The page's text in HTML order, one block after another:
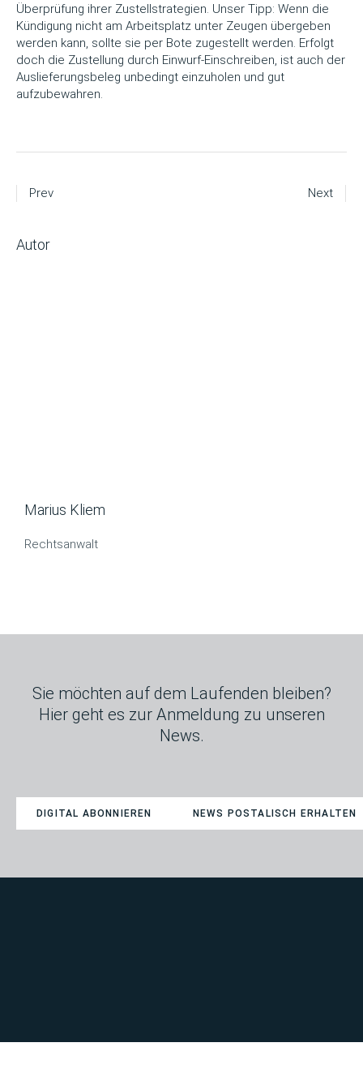
Überprüfung ihrer Zustellstrategien. Unser Tipp: Wenn die
Kündigung nicht am Arbeitsplatz unter Zeugen übergeben
werden kann, sollte sie per Bote zugestellt werden. Erfolgt
doch die Zustellung durch Einwurf-Einschreiben, ist auch der
Auslieferungsbeleg unbedingt einzuholen und gut
aufzubewahren.
Prev Next
Autor
Marius Kliem
Rechtsanwalt
Sie möchten auf dem Laufenden bleiben?
Hier geht es zur Anmeldung zu unseren
News.
DIGITAL ABONNIEREN NEWS POSTALISCH ERHALTEN